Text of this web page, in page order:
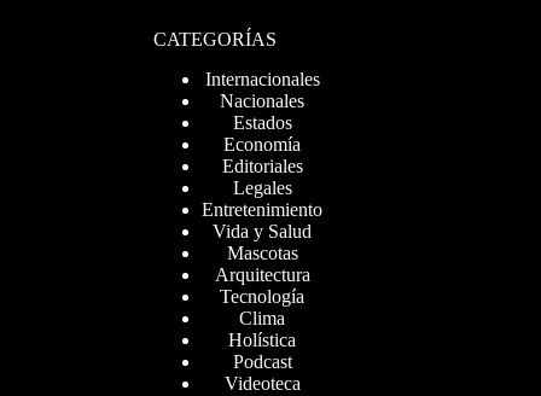
CATEGORÍAS
Internacionales
Nacionales
Estados
Economía
Editoriales
Legales
Entretenimiento
Vida y Salud
Mascotas
Arquitectura
Tecnología
Clima
Holística
Podcast
Videoteca